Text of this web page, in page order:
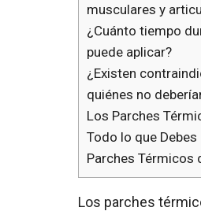
musculares y
¿Cuánto tiempo
puede aplicar?
¿Existen
quiénes no
Los Parches
Todo lo que
Parches Térmicos
Los parches